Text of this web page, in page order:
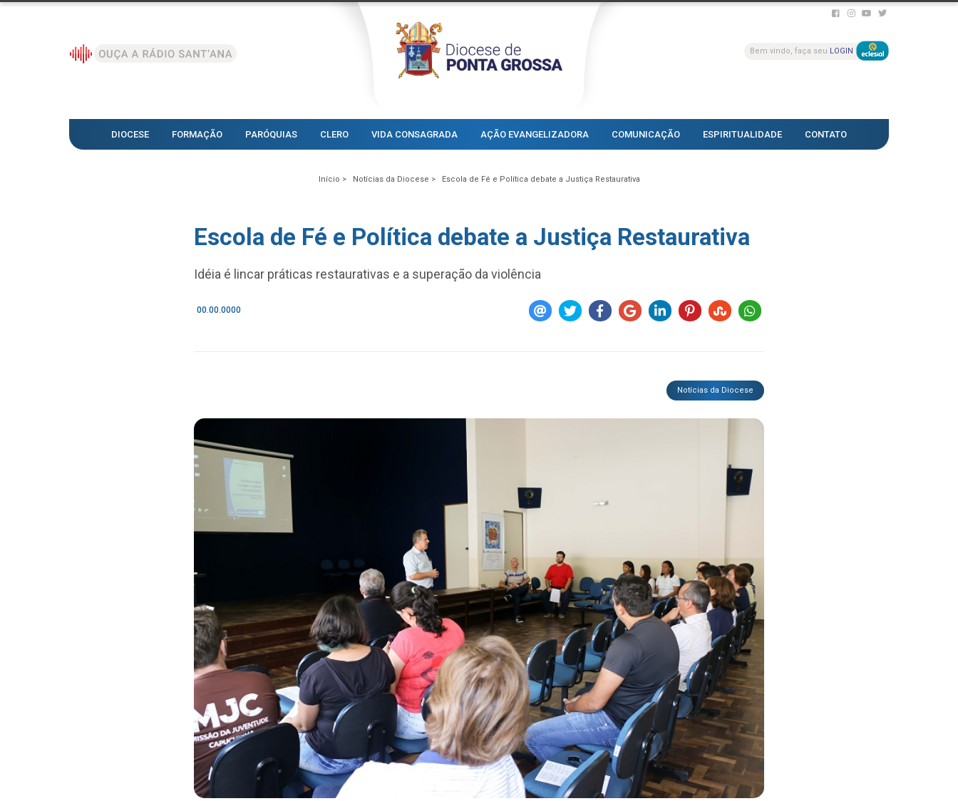
Bem vindo, faça seu LOGIN
DIOCESE FORMAÇÃO PARÓQUIAS CLERO VIDA CONSAGRADA AÇÃO EVANGELIZADORA COMUNICAÇÃO ESPIRITUALIDADE CONTATO
Início > Notícias da Diocese > Escola de Fé e Política debate a Justiça Restaurativa
Escola de Fé e Política debate a Justiça Restaurativa
Idéia é lincar práticas restaurativas e a superação da violência
00.00.0000
Notícias da Diocese